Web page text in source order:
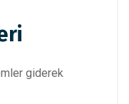
giderek